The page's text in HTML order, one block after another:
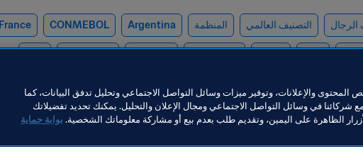
التصنيف العالمي المنظمة Argentina
CONMEBOL
France
والإعلانات، وتوفير ميزات وسائل التواصل الاجتماعي وتحليل تدفق البيانات، كما
في وسائل التواصل الاجتماعي ومجال الإعلان والتحليل. يمكنك تحديد تفضيلاتك
الظاهرة على اليمين، وتقديم طلب بعدم بيع أو مشاركة معلوماتك الشخصية. بوابة حماية